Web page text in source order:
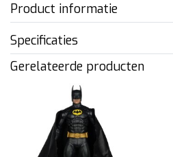
Product informatie
Specificaties
Gerelateerde producten